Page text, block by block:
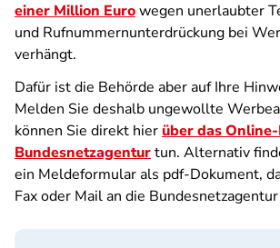
einer Million Eurowegen unerlaubter
und Rufnummernunterdrückung bei
verhängt.
Dafür ist die Behörde aber auf Ihre
Melden Sie deshalb ungewollte
können Sie direkt hierüber das
Bundesnetzagenturtun. Alternativ
ein Meldeformular als pdf-Dokument,
Fax oder Mail an die